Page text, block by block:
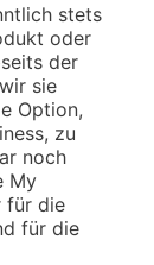
stets
oder
der
sie
Option,
zu
noch
My
für die
für die